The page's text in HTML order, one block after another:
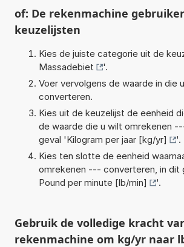
of: De rekenmachine
keuzelijsten
Kies de juiste categorie uit de
Massadebiet
'.
Voer vervolgens de waarde in die
converteren.
Kies uit de keuzelijst de eenheid
de waarde die u wilt omrekenen
geval 'Kilogram per jaar [kg/yr]
'.
Kies ten slotte de eenheid
omrekenen --- converteren, in dit
Pound per minute [lb/min]
'.
Gebruik de volledige kracht
rekenmachine om kg/yr naar